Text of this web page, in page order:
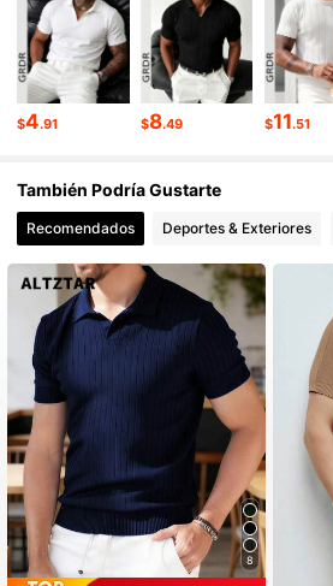
4.80 172K Seguidores
4.80 172K Seguidores
$4.91 $8.49 $11.51
También Podría Gustarte
Recomendados Deportes & Exteriores
8